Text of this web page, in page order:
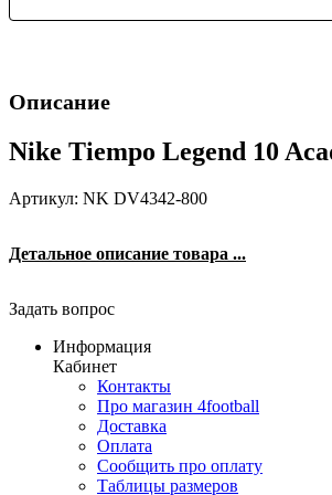
Описание
Nike Tiempo Legend 10
Артикул: NK DV4342-800
Детальное описание товара ...
Задать вопрос
Информация
Кабинет
Контакты
Про магазин 4football
Доставка
Оплата
Сообщить про оплату
Таблицы размеров